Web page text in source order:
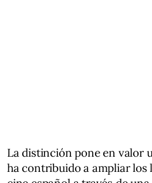
La distinción pone en valor
ha contribuido a ampliar los